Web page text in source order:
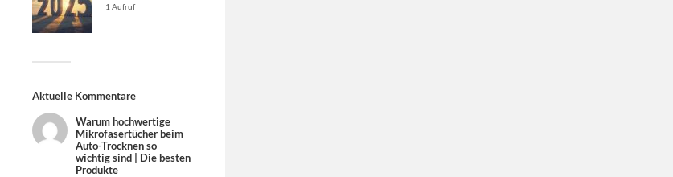
1 Aufruf
Aktuelle Kommentare
Warum hochwertige
Mikrofasertücher beim
Auto-Trocknen so
wichtig sind | Die besten
Produkte